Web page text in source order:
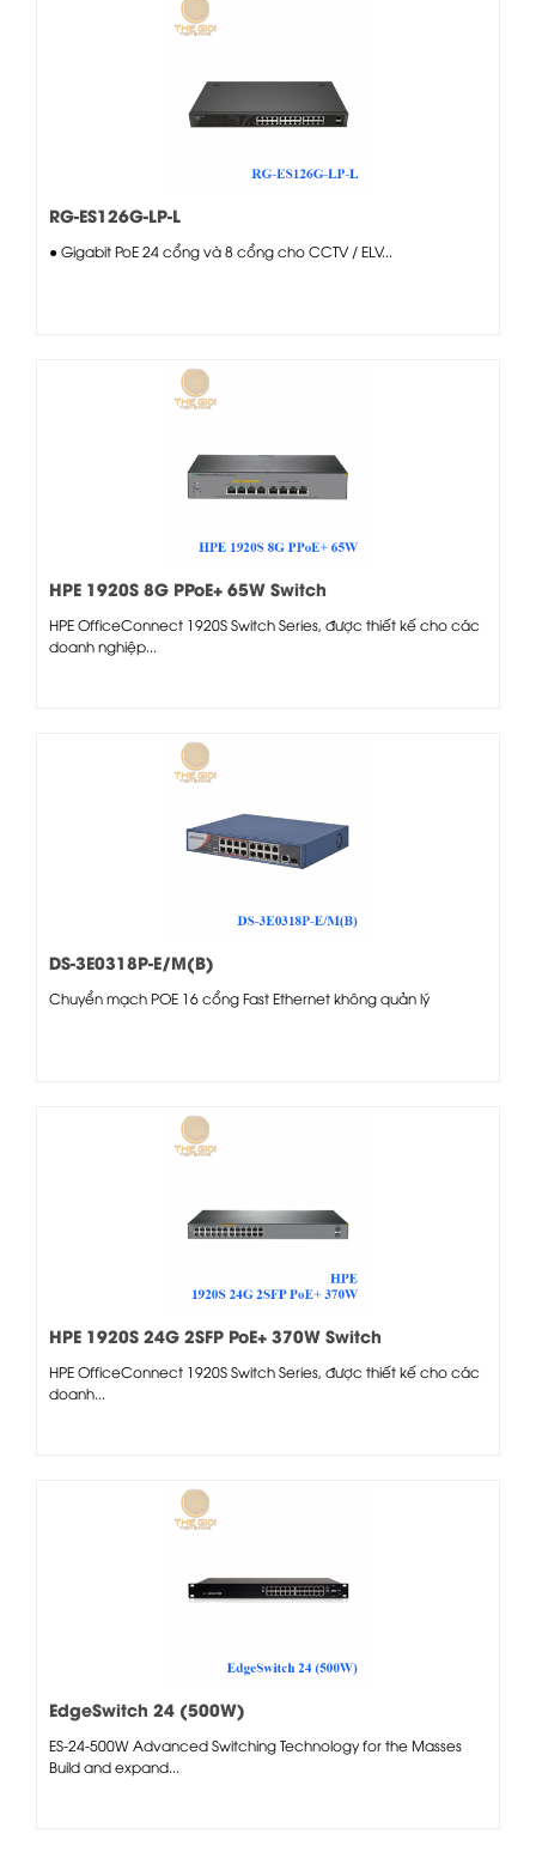
RG-ES126G-LP-L
● Gigabit PoE 24 cổng và 8 cổng cho CCTV / ELV...
HPE 1920S 8G PPoE+ 65W Switch
HPE OfficeConnect 1920S Switch Series, được thiết kế cho các
doanh nghiệp...
DS-3E0318P-E/M(B)
Chuyển mạch POE 16 cổng Fast Ethernet không quản lý
HPE 1920S 24G 2SFP PoE+ 370W Switch
HPE OfficeConnect 1920S Switch Series, được thiết kế cho các
doanh...
EdgeSwitch 24 (500W)
ES-24-500W Advanced Switching Technology for the Masses
Build and expand...